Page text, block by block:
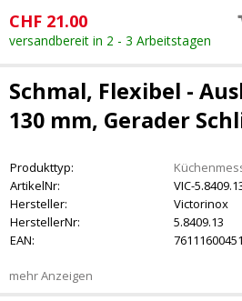
CHF 21.00
versandbereit in 2 - 3 Arbeitstagen
Schmal, Flexibel -
130 mm, Gerader
Produkttyp:
ArtikelNr:
VIC-
Hersteller:
Victorinox
HerstellerNr:
5.8409.13
EAN:
mehr Anzeigen